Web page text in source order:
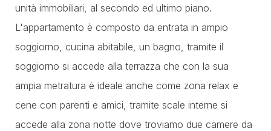
unità immobiliari, al secondo ed ultimo piano.
L'appartamento è composto da entrata in ampio
soggiorno, cucina abitabile, un bagno, tramite il
soggiorno si accede alla terrazza che con la sua
ampia metratura è ideale anche come zona relax e
cene con parenti e amici, tramite scale interne si
accede alla zona notte dove troviamo due camere da